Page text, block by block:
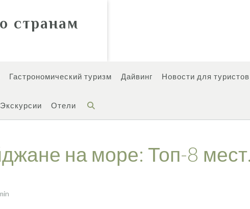
странам
Гастрономический туризм Дайвинг Новости для туристов
Экскурсии Отели
на море: Топ-8 мест.